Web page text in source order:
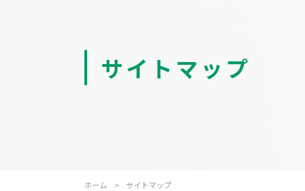
サイトマップ
ホーム > サイトマップ